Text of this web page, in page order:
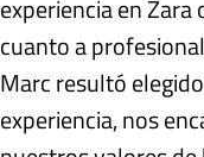
experiencia en
cuanto a
Marc resultó
experiencia, nos